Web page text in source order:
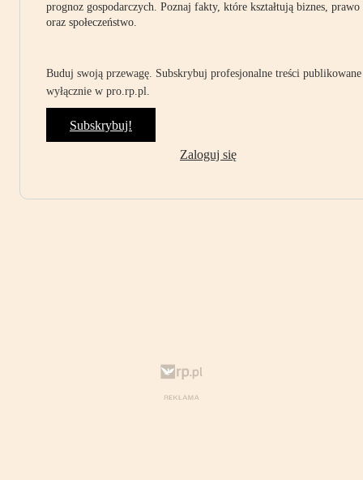
prognoz gospodarczych. Poznaj fakty, które kształtują biznes, prawo
oraz społeczeństwo.
Buduj swoją przewagę. Subskrybuj profesjonalne treści publikowane
wyłącznie w pro.rp.pl.
Subskrybuj!
Zaloguj się